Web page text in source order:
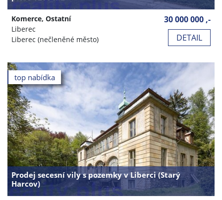
Komerce, Ostatní
Liberec
Liberec (nečleněné město)
30 000 000 ,-
DETAIL
top nabídka
Prodej secesní vily s pozemky v Liberci (Starý
Harcov)